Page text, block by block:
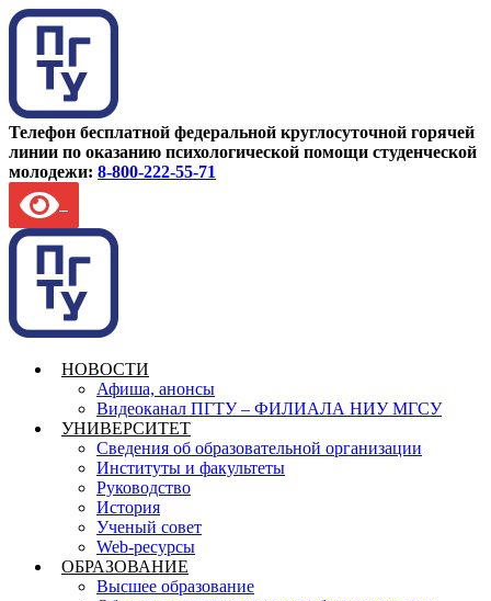
Телефон бесплатной федеральной круглосуточной горячей
линии по оказанию психологической помощи студенческой
молодежи: 8-800-222-55-71
НОВОСТИ
Афиша, анонсы
Видеоканал ПГТУ – ФИЛИАЛА НИУ МГСУ
УНИВЕРСИТЕТ
Сведения об образовательной организации
Институты и факультеты
Руководство
История
Ученый совет
Web-ресурсы
ОБРАЗОВАНИЕ
Высшее образование